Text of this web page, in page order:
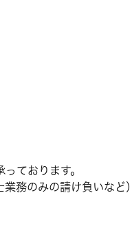
ております。
務のみの請け負いなど）